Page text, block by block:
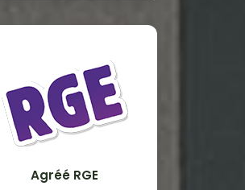
Agréé RGE